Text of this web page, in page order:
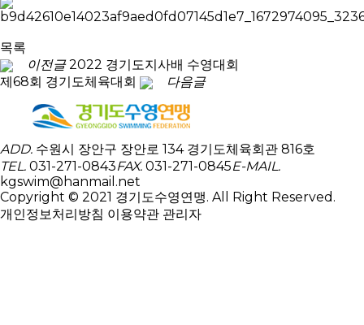
목록
이전글 2022 경기도지사배 수영대회
제68회 경기도체육대회
다음글
ADD. 수원시 장안구 장안로 134 경기도체육회관 816호
TEL. 031-271-0843FAX. 031-271-0845E-MAIL.
kgswim@hanmail.net
Copyright © 2021 경기도수영연맹. All Right Reserved.
개인정보처리방침 이용약관 관리자